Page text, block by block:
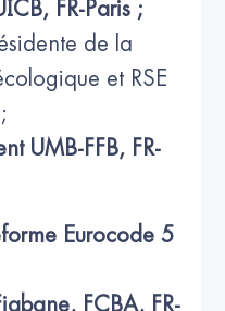
FR-Paris ;
de la
et RSE
UMB-FFB, FR-
Eurocode 5
FCBA, FR-